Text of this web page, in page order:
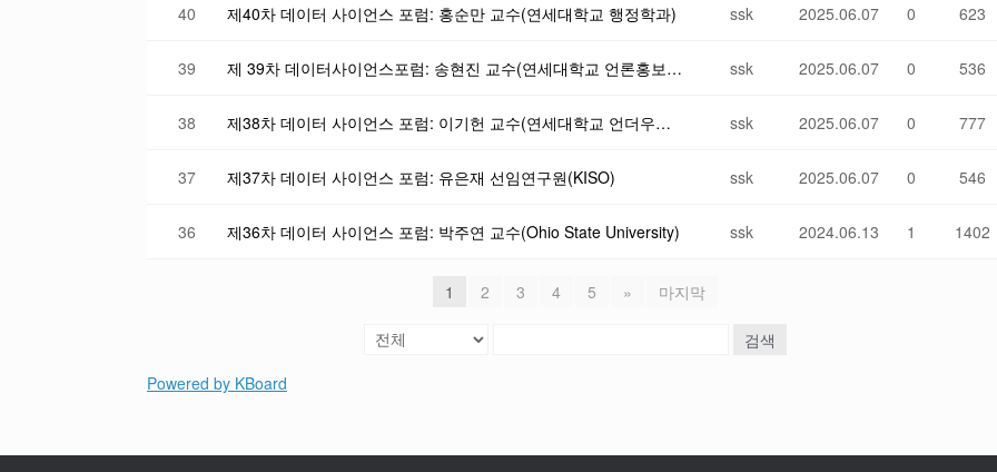
40 제40차 데이터 사이언스 포럼: 홍순만 교수(연세대학교 행정학과) ssk 2025.06.07 0 623
39 제 39차 데이터사이언스포럼: 송현진 교수(연세대학교 언론홍보영상학부) ssk 2025.06.07 0 536
38 제38차 데이터 사이언스 포럼: 이기헌 교수(연세대학교 언더우드국제대학 융합인문사회과학부) ssk 2025.06.07 0 777
37 제37차 데이터 사이언스 포럼: 유은재 선임연구원(KISO) ssk 2025.06.07 0 546
36 제36차 데이터 사이언스 포럼: 박주연 교수(Ohio State University) ssk 2024.06.13 1 1402
1 2 3 4 5 » 마지막
검색
Powered by KBoard